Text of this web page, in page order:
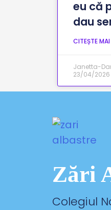
eu că
dau
CITEȘTE
Janetta-
23/04/2026
Zări
Colegiul